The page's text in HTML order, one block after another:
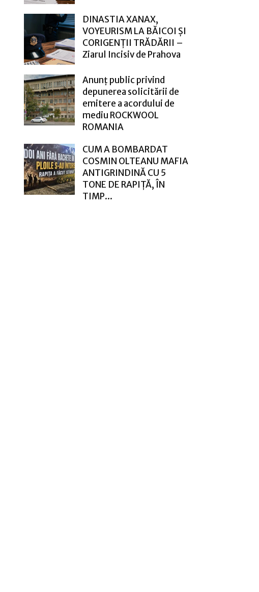
DINASTIA XANAX,
VOYEURISM LA BĂICOI ȘI
CORIGENȚII TRĂDĂRII –
Ziarul Incisiv de Prahova
Anunț public privind
depunerea solicitării de
emitere a acordului de
mediu ROCKWOOL
ROMANIA
CUM A BOMBARDAT
COSMIN OLTEANU MAFIA
ANTIGRINDINĂ CU 5
TONE DE RAPIȚĂ, ÎN
TIMP...